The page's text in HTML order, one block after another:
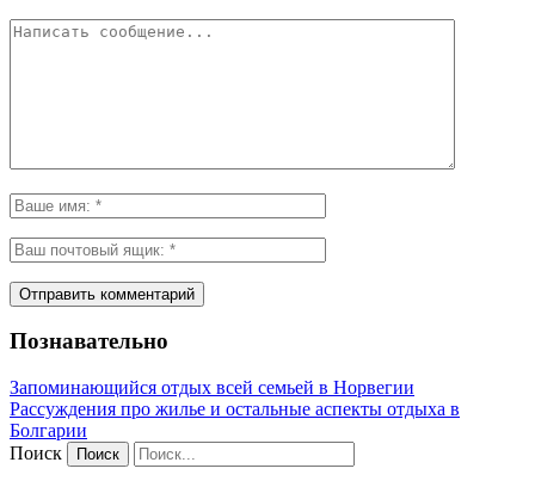
Познавательно
Запоминающийся отдых всей семьей в Норвегии
Рассуждения про жилье и остальные аспекты отдыха в
Болгарии
Поиск